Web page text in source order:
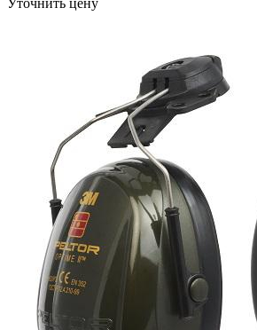
Уточнить цену